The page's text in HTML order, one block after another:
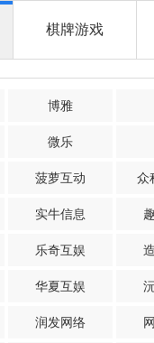
棋牌游戏
博雅
微乐
菠萝互动 众
实牛信息
乐奇互娱
华夏互娱
润发网络